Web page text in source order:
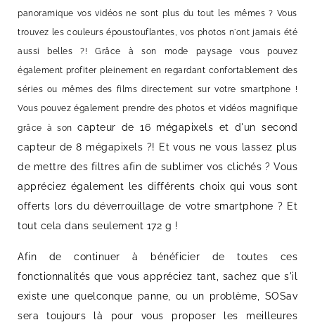
panoramique vos vidéos ne sont plus du tout les mêmes ? Vous
trouvez les couleurs époustouflantes, vos photos n'ont jamais été
aussi belles ?! Grâce à son mode paysage vous pouvez
également profiter pleinement en regardant confortablement des
séries ou mêmes des films directement sur votre smartphone !
Vous pouvez également prendre des photos et vidéos magnifique
grâce à soncapteur de 16 mégapixels et d'un second
capteur de 8 mégapixels ?! Et vous ne vous lassez plus
de mettre des filtres afin de sublimer vos clichés ? Vous
appréciez également les différents choix qui vous sont
offerts lors du déverrouillage de votre smartphone ? Et
tout cela dans seulement 172 g !
Afin de continuer à bénéficier de toutes ces
fonctionnalités que vous appréciez tant, sachez que s'il
existe une quelconque panne, ou un problème, SOSav
sera toujours là pour vous proposer les meilleures